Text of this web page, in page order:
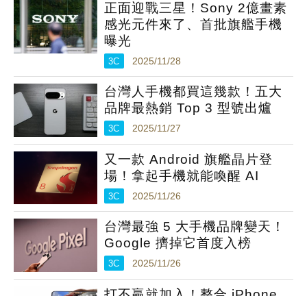
正面迎戰三星！Sony 2億畫素
感光元件來了、首批旗艦手機
曝光
3C 2025/11/28
台灣人手機都買這幾款！五大
品牌最熱銷 Top 3 型號出爐
3C 2025/11/27
又一款 Android 旗艦晶片登
場！拿起手機就能喚醒 AI
3C 2025/11/26
台灣最強 5 大手機品牌變天！
Google 擠掉它首度入榜
3C 2025/11/26